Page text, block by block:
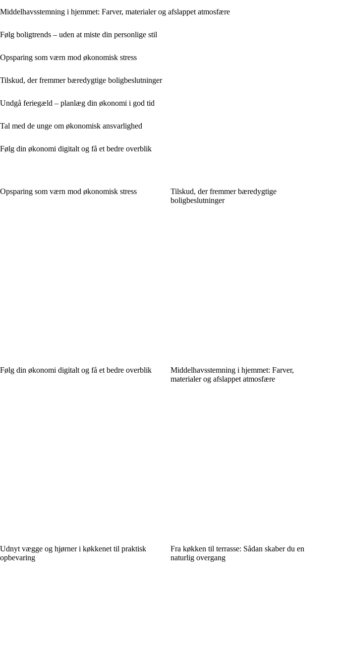
Middelhavsstemning i hjemmet: Farver, materialer og afslappet atmosfære
Følg boligtrends – uden at miste din personlige stil
Opsparing som værn mod økonomisk stress
Tilskud, der fremmer bæredygtige boligbeslutninger
Undgå feriegæld – planlæg din økonomi i god tid
Tal med de unge om økonomisk ansvarlighed
Følg din økonomi digitalt og få et bedre overblik
Opsparing som værn mod økonomisk stress
Tilskud, der fremmer bæredygtige
boligbeslutninger
Følg din økonomi digitalt og få et bedre overblik
Middelhavsstemning i hjemmet: Farver,
materialer og afslappet atmosfære
Udnyt vægge og hjørner i køkkenet til praktisk
opbevaring
Fra køkken til terrasse: Sådan skaber du en
naturlig overgang